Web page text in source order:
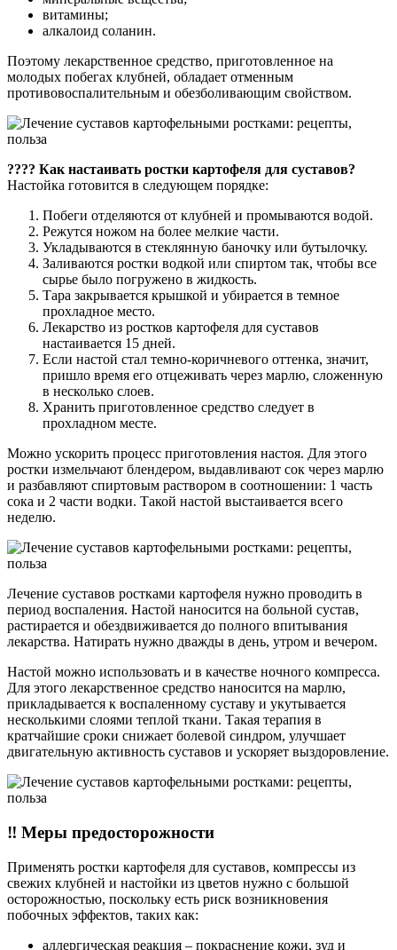
витамины;
алкалоид соланин.
Поэтому лекарственное средство, приготовленное на
молодых побегах клубней, обладает отменным
противовоспалительным и обезболивающим свойством.
???? Как настаивать ростки картофеля для суставов?
Настойка готовится в следующем порядке:
Побеги отделяются от клубней и промываются водой.
Режутся ножом на более мелкие части.
Укладываются в стеклянную баночку или бутылочку.
Заливаются ростки водкой или спиртом так, чтобы все
сырье было погружено в жидкость.
Тара закрывается крышкой и убирается в темное
прохладное место.
Лекарство из ростков картофеля для суставов
настаивается 15 дней.
Если настой стал темно-коричневого оттенка, значит,
пришло время его отцеживать через марлю, сложенную
в несколько слоев.
Хранить приготовленное средство следует в
прохладном месте.
Можно ускорить процесс приготовления настоя. Для этого
ростки измельчают блендером, выдавливают сок через марлю
и разбавляют спиртовым раствором в соотношении: 1 часть
сока и 2 части водки. Такой настой выстаивается всего
неделю.
Лечение суставов ростками картофеля нужно проводить в
период воспаления. Настой наносится на больной сустав,
растирается и обездвиживается до полного впитывания
лекарства. Натирать нужно дважды в день, утром и вечером.
Настой можно использовать и в качестве ночного компресса.
Для этого лекарственное средство наносится на марлю,
прикладывается к воспаленному суставу и укутывается
несколькими слоями теплой ткани. Такая терапия в
кратчайшие сроки снижает болевой синдром, улучшает
двигательную активность суставов и ускоряет выздоровление.
‼ Меры предосторожности
Применять ростки картофеля для суставов, компрессы из
свежих клубней и настойки из цветов нужно с большой
осторожностью, поскольку есть риск возникновения
побочных эффектов, таких как:
аллергическая реакция – покраснение кожи, зуд и